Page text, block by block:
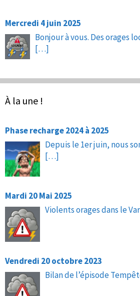
Mercredi 4 juin 2025
Bonjour à vous. Des orages
[…]
À la une !
Phase recharge 2024 à 2025
Depuis le 1er juin, nous
[…]
Mardi 20 Mai 2025
Violents orages dans le
Vendredi 20 octobre 2023
Bilan de l’épisode